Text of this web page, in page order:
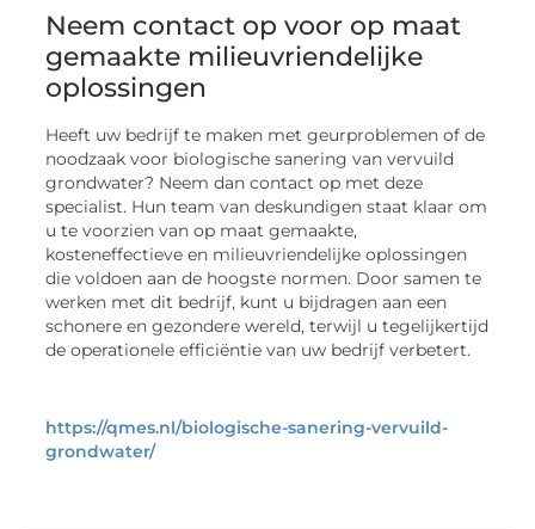
Neem contact op voor op maat
gemaakte milieuvriendelijke
oplossingen
Heeft uw bedrijf te maken met geurproblemen of de
noodzaak voor biologische sanering van vervuild
grondwater? Neem dan contact op met deze
specialist. Hun team van deskundigen staat klaar om
u te voorzien van op maat gemaakte,
kosteneffectieve en milieuvriendelijke oplossingen
die voldoen aan de hoogste normen. Door samen te
werken met dit bedrijf, kunt u bijdragen aan een
schonere en gezondere wereld, terwijl u tegelijkertijd
de operationele efficiëntie van uw bedrijf verbetert.
https://qmes.nl/biologische-sanering-vervuild-
grondwater/